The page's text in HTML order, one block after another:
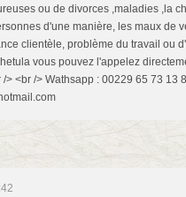
ou de divorces ,maladies ,la
d'une manière, les maux de
clientèle, problème du travail ou
vous pouvez l'appelez
<br /> Wathsapp : 00229 65 73 13